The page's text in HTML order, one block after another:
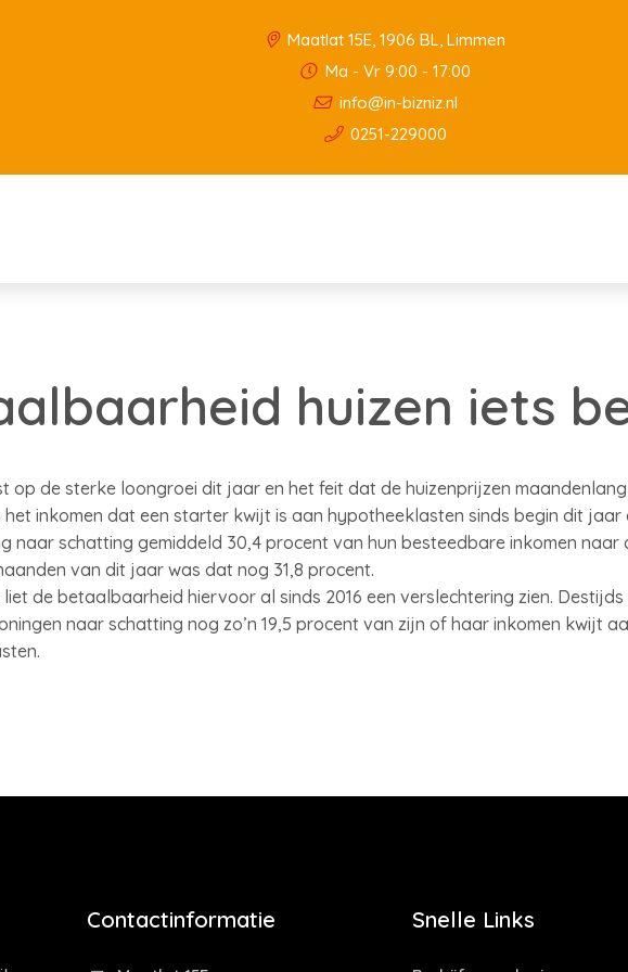
Maatlat 15E, 1906 BL, Limmen
Ma - Vr 9:00 - 17:00
info@in-bizniz.nl
0251-229000
huizen iets
op de sterke loongroei dit jaar en het feit dat de huizenprijzen
inkomen dat een starter kwijt is aan hypotheeklasten sinds begin dit
naar schatting gemiddeld 30,4 procent van hun besteedbare inkomen naar
van dit jaar was dat nog 31,8 procent.
liet de betaalbaarheid hiervoor al sinds 2016 een verslechtering zien.
naar schatting nog zo’n 19,5 procent van zijn of haar inkomen kwijt
Contactinformatie Snelle Links